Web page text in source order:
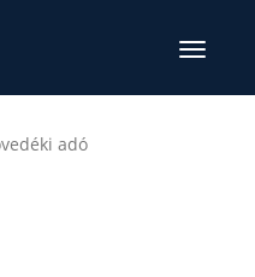
Toggle
adó